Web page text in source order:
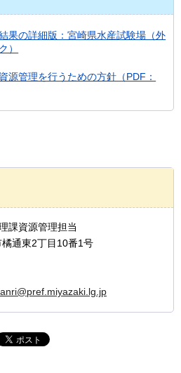
果の詳細版：宮崎県水産試験場（外
）
源管理を行うための方針（PDF：
課資源管理担当
通東2丁目10番1号